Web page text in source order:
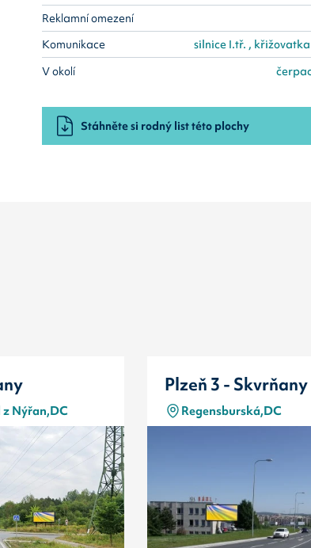
Reklamní omezení
Komunikace
silnice I.tř. ,
V okolí
Stáhněte si rodný list této plochy
Nýřan,DC
Plzeň 3 - Skvrňany
Regensburská,DC